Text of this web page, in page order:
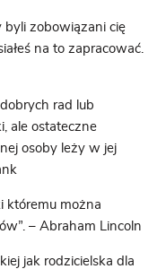
byli zobowiązani cię
na to zapracować.
rad lub
ale ostateczne
osoby leży w jej
któremu można
– Abraham Lincoln
jak rodzicielska dla